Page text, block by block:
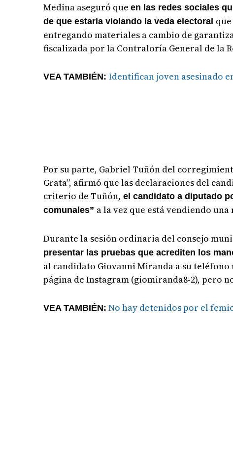
Medina aseguró queen las redes sociales
de que estaria violando la veda electoral
entregando materiales a cambio de
fiscalizada por la Contraloría General de la
VEA TAMBIÉN:Identifican joven asesinado
Por su parte, Gabriel Tuñón del
Grata”, afirmó que las declaraciones del
criterio de Tuñón, el candidato a diputado
comunales” a la vez que está vendiendo
Durante la sesión ordinaria del consejo
presentar las pruebas que acrediten los
al candidato Giovanni Miranda a su teléfono
página de Instagram (giomiranda8-2), pero
VEA TAMBIÉN: No hay detenidos por el